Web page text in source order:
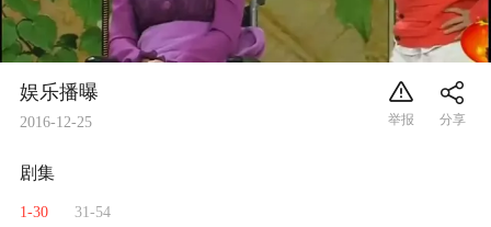
娱乐播曝
2016-12-25
剧集
1-30 31-54